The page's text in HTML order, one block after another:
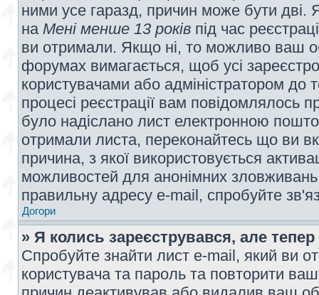
ними усе гаразд, причин може бути дві.
на Мені менше 13 років під час
ви отримали. Якщо ні, то можливо ваш
форумах вимагається, щоб усі
користувачами або адміністратором до
процесі реєстрації вам повідомлялось
було надіслано лист електронною
отримали листа, переконайтесь що ви
причина, з якої використовується
можливостей для анонімних
правильну адресу e-mail, спробуйте
Догори
» Я колись зареєструвався, але
Спробуйте знайти лист e-mail, який ви
користувача та пароль та повторити